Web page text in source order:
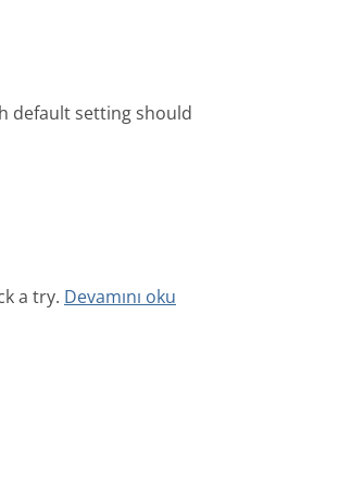
default setting should
a try. Devamını oku